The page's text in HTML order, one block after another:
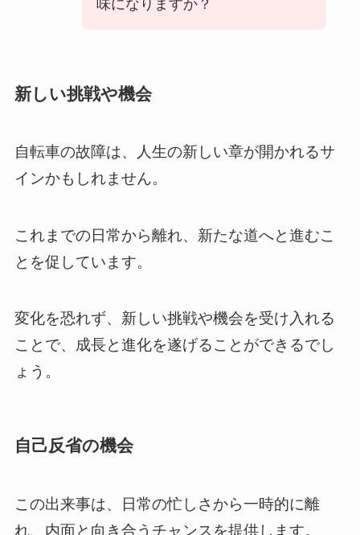
味になりますか？
新しい挑戦や機会
自転車の故障は、人生の新しい章が開かれるサ
インかもしれません。
これまでの日常から離れ、新たな道へと進むこ
とを促しています。
変化を恐れず、新しい挑戦や機会を受け入れる
ことで、成長と進化を遂げることができるでし
ょう。
自己反省の機会
この出来事は、日常の忙しさから一時的に離
れ、内面と向き合うチャンスを提供します。